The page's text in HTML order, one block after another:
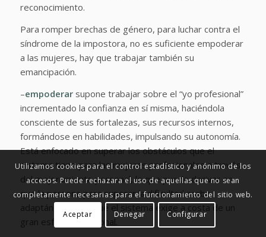
reconocimiento.
Para romper brechas de género, para luchar contra el
síndrome de la impostora, no es suficiente empoderar
a las mujeres, hay que trabajar también su
emancipación.
–empoderarsupone trabajar sobre el “yo profesional”
incrementado la confianza en sí misma, haciéndola
consciente de sus fortalezas, sus recursos internos,
formándose en habilidades, impulsando su autonomía.
Está enfocado en superar los obstáculos que el
sistema tiene para las mujeres profesionales a través
del mejoramiento personal, lo que puedederivar en
que la persona para superar la dificultad acabe
adaptándose a lo que el sistema exige a costa de un
gran esfuerzo personal.
Utilizamos cookies para el control estadístico y anónimo de los
accesos. Puede rechazara el uso de aquellas que no sean
completamente necesarias para el funcionamiento del sitio web.
Aceptar
Denegar Configurar